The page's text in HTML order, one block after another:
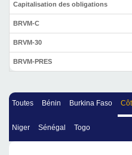
Capitalisation des obligations
BRVM-C
BRVM-30
BRVM-PRES
Toutes Bénin Burkina Faso
Niger Sénégal Togo